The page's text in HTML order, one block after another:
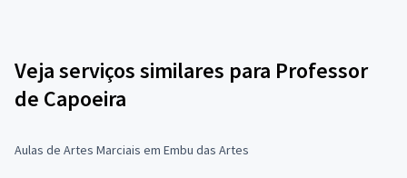
Veja serviços similares para Professor
de Capoeira
Aulas de Artes Marciais em Embu das Artes